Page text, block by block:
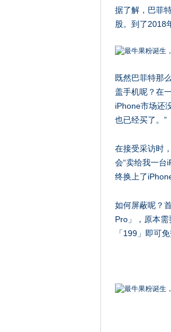
据了解，巴菲
股。到了2018
既然巴菲特那
盖手机呢？在
iPhone市场还
也已经买了。”
在接受采访时
会“卖给我一台
终换上了
如何屏蔽呢？
Pro」，原本
「199」即可